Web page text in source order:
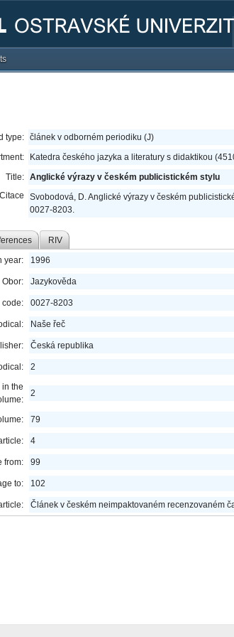
type: článek v odborném periodiku (J)
Katedra českého jazyka a literatury s didaktikou
Title: Anglické výrazy v českém publicistickém stylu
Citace
Svobodová, D. Anglické výrazy v českém
0027-8203.
RIV
year: 1996
Obor: Jazykověda
code: 0027-8203
Naše řeč
Česká republika
2
the
2
79
4
from: 99
to: 102
Článek v českém neimpaktovaném recenzovaném